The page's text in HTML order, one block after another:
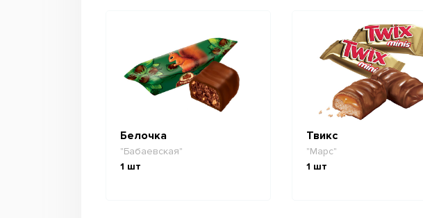
Белочка
"Бабаевская"
1 шт
Твикс
"Марс"
1 шт